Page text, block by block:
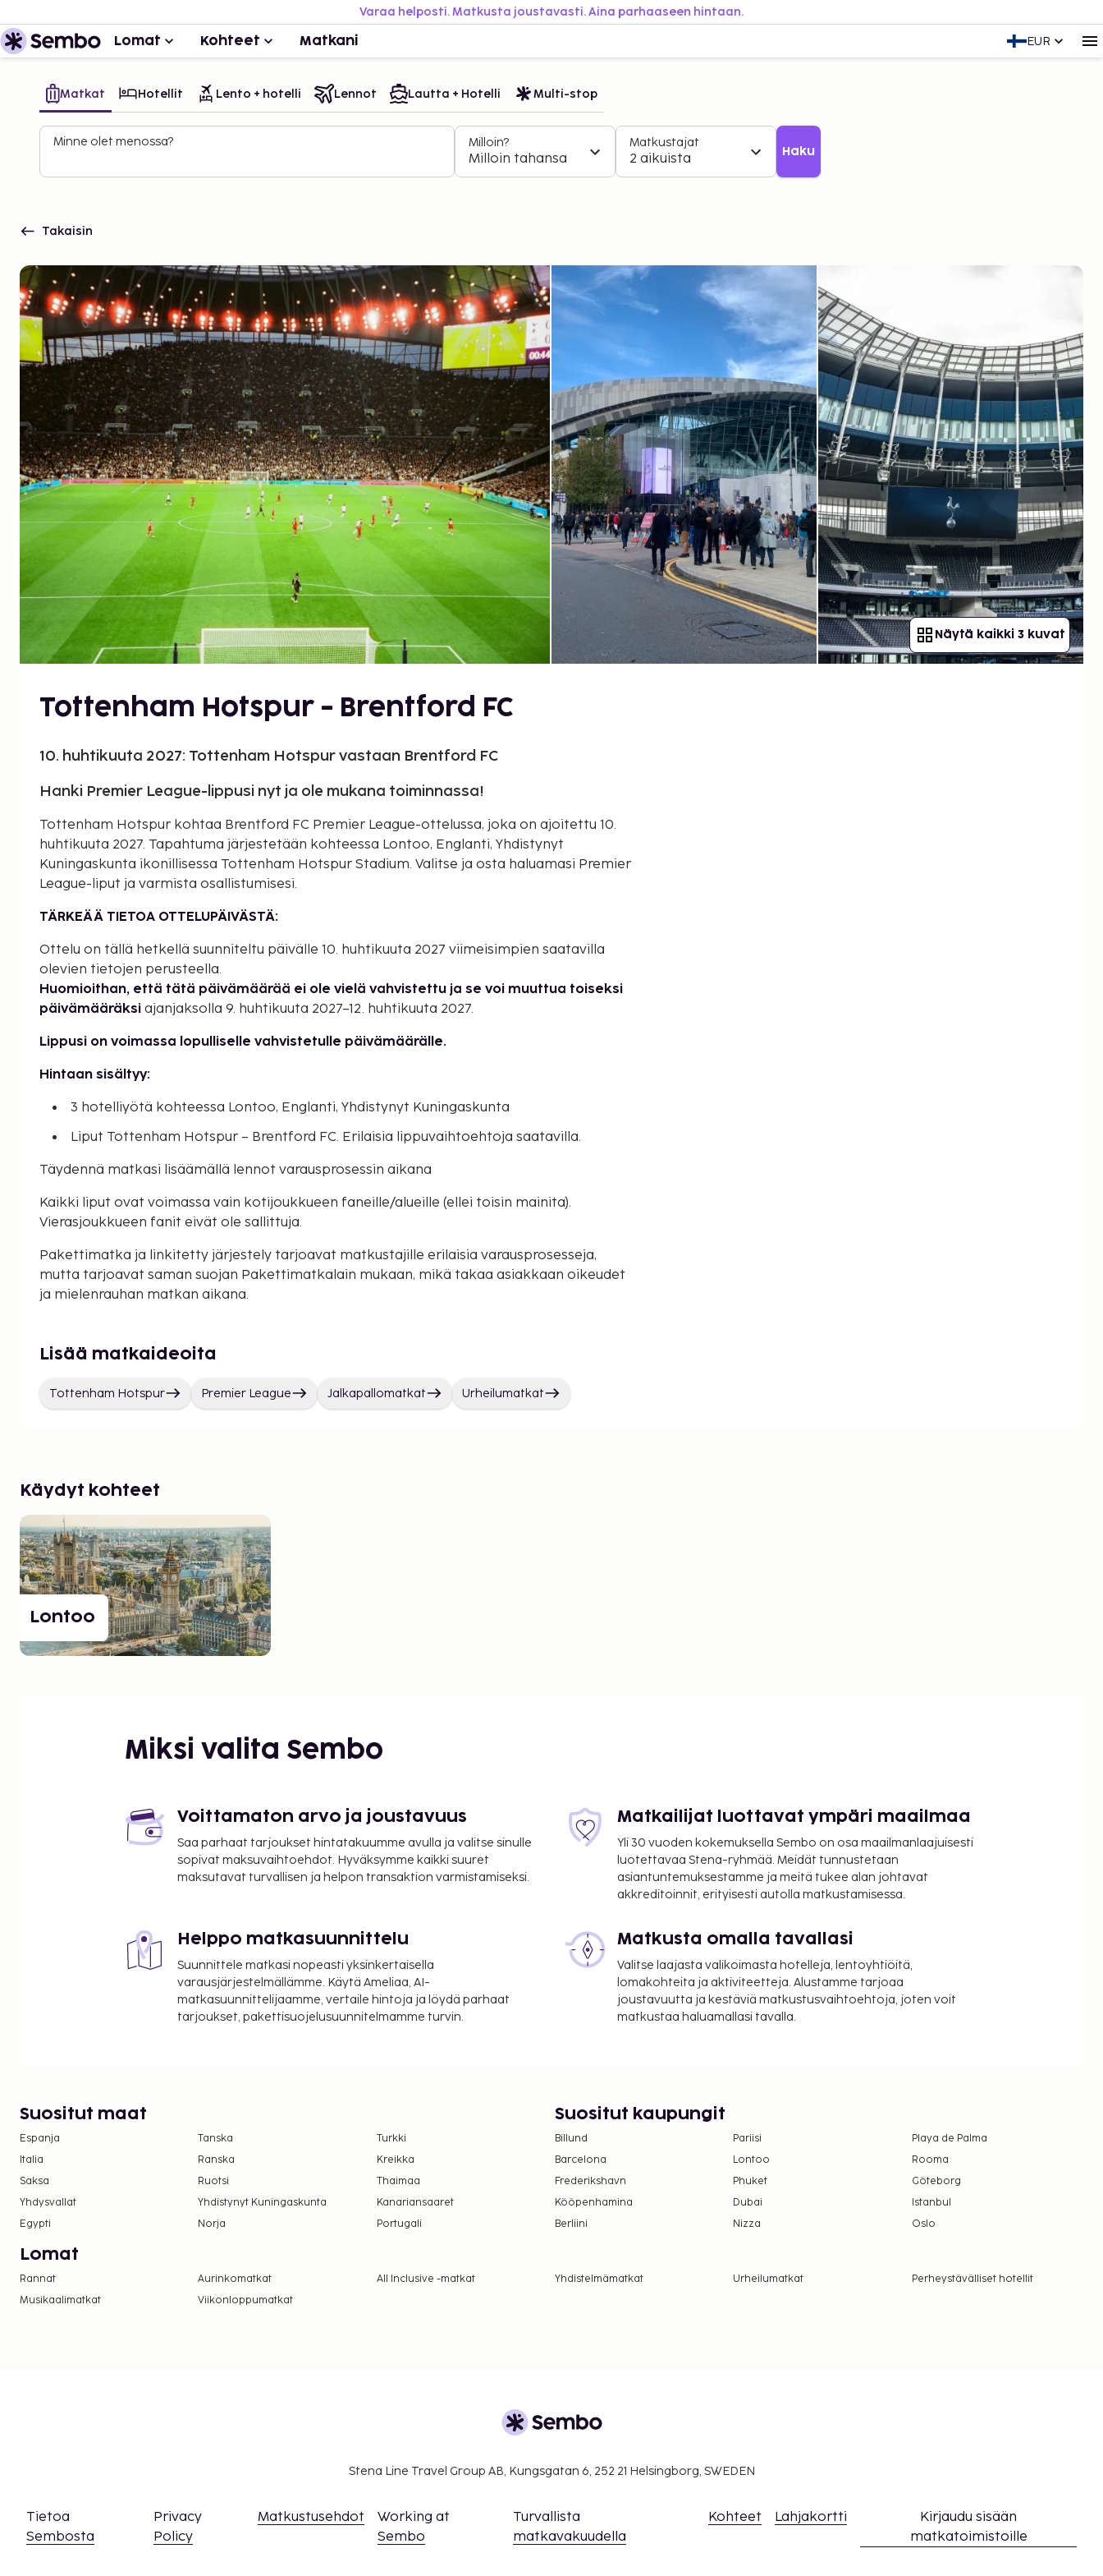
Varaa helposti. Matkusta joustavasti. Aina parhaaseen hintaan.
Lomat Kohteet Matkani EUR
Matkat Hotellit Lento + hotelli Lennot Lautta + Hotelli Multi-stop
Minne olet menossa? Milloin?
Milloin tahansa
Matkustajat
2 aikuista Haku
Takaisin
Näytä kaikki 3 kuvat
Tottenham Hotspur - Brentford FC
10. huhtikuuta 2027: Tottenham Hotspur vastaan Brentford FC
Hanki Premier League-lippusi nyt ja ole mukana toiminnassa!
Tottenham Hotspur kohtaa Brentford FC Premier League-ottelussa, joka on ajoitettu 10.
huhtikuuta 2027. Tapahtuma järjestetään kohteessa Lontoo, Englanti, Yhdistynyt
Kuningaskunta ikonillisessa Tottenham Hotspur Stadium. Valitse ja osta haluamasi Premier
League-liput ja varmista osallistumisesi.
TÄRKEÄÄ TIETOA OTTELUPÄIVÄSTÄ:
Ottelu on tällä hetkellä suunniteltu päivälle 10. huhtikuuta 2027 viimeisimpien saatavilla
olevien tietojen perusteella.
Huomioithan, että tätä päivämäärää ei ole vielä vahvistettu ja se voi muuttua toiseksi
päivämääräksi ajanjaksolla 9. huhtikuuta 2027–12. huhtikuuta 2027.
Lippusi on voimassa lopulliselle vahvistetulle päivämäärälle.
Hintaan sisältyy:
3 hotelliyötä kohteessa Lontoo, Englanti, Yhdistynyt Kuningaskunta
Liput Tottenham Hotspur – Brentford FC. Erilaisia lippuvaihtoehtoja saatavilla.
Täydennä matkasi lisäämällä lennot varausprosessin aikana
Kaikki liput ovat voimassa vain kotijoukkueen faneille/alueille (ellei toisin mainita).
Vierasjoukkueen fanit eivät ole sallittuja.
Pakettimatka ja linkitetty järjestely tarjoavat matkustajille erilaisia varausprosesseja,
mutta tarjoavat saman suojan Pakettimatkalain mukaan, mikä takaa asiakkaan oikeudet
ja mielenrauhan matkan aikana.
Lisää matkaideoita
Tottenham Hotspur Premier League Jalkapallomatkat Urheilumatkat
Käydyt kohteet
Lontoo
Miksi valita Sembo
Voittamaton arvo ja joustavuus
Saa parhaat tarjoukset hintatakuumme avulla ja valitse sinulle
sopivat maksuvaihtoehdot. Hyväksymme kaikki suuret
maksutavat turvallisen ja helpon transaktion varmistamiseksi.
Matkailijat luottavat ympäri maailmaa
Yli 30 vuoden kokemuksella Sembo on osa maailmanlaajuisesti
luotettavaa Stena-ryhmää. Meidät tunnustetaan
asiantuntemuksestamme ja meitä tukee alan johtavat
akkreditoinnit, erityisesti autolla matkustamisessa.
Helppo matkasuunnittelu
Suunnittele matkasi nopeasti yksinkertaisella
varausjärjestelmällämme. Käytä Ameliaa, AI-
matkasuunnittelijaamme, vertaile hintoja ja löydä parhaat
tarjoukset, pakettisuojelusuunnitelmamme turvin.
Matkusta omalla tavallasi
Valitse laajasta valikoimasta hotelleja, lentoyhtiöitä,
lomakohteita ja aktiviteetteja. Alustamme tarjoaa
joustavuutta ja kestäviä matkustusvaihtoehtoja, joten voit
matkustaa haluamallasi tavalla.
Suositut maat
Espanja Tanska
Turkki
Italia
Ranska
Kreikka
Saksa
Ruotsi
Thaimaa
Yhdysvallat
Yhdistynyt Kuningaskunta
Kanariansaaret
Egypti
Norja Portugali
Suositut kaupungit
Billund Pariisi
Playa de Palma
Barcelona
Lontoo
Rooma
Frederikshavn
Phuket
Göteborg
Kööpenhamina
Dubai
Istanbul
Berliini
Nizza Oslo
Lomat
Rannat Aurinkomatkat All Inclusive -matkat Yhdistelmämatkat Urheilumatkat
Perheystävälliset hotellit
Musikaalimatkat
Viikonloppumatkat
Stena Line Travel Group AB, Kungsgatan 6, 252 21 Helsingborg, SWEDEN
Tietoa
Sembosta
Privacy
Policy
Matkustusehdot
Working at
Sembo
Turvallista
matkavakuudella
Kohteet Lahjakortti
Kirjaudu sisään
matkatoimistoille